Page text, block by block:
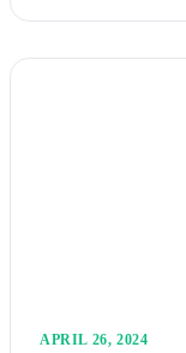
APRIL 26, 2024